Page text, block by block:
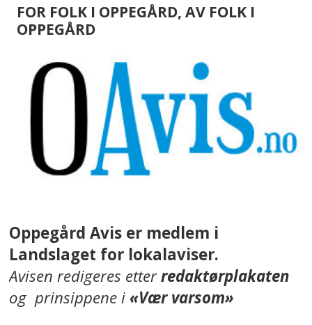
FOR FOLK I OPPEGÅRD, AV FOLK I
OPPEGÅRD
Oppegård Avis er medlem i
Landslaget for lokalaviser.
Avisen redigeres etterredaktørplakaten
og prinsippene i«Vær varsom»